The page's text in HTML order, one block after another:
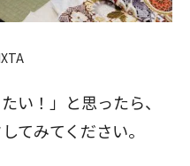
い！」と思ったら、
てみてください。